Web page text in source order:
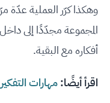
وهكذا كرّر العملية عدّة
المجموعة مجدّدًا إلى
أفكاره مع البقية.
اقرأ أيضًا:مهارات